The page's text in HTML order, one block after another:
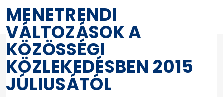
MENETRENDI
VÁLTOZÁSOK A
KÖZÖSSÉGI
KÖZLEKEDÉSBEN 2015
JÚLIUSÁTÓL